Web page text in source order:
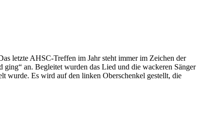
letzte AHSC-Treffen im Jahr steht immer im Zeichen der
an. Begleitet wurden das Lied und die wackeren Sänger
wurde. Es wird auf den linken Oberschenkel gestellt, die